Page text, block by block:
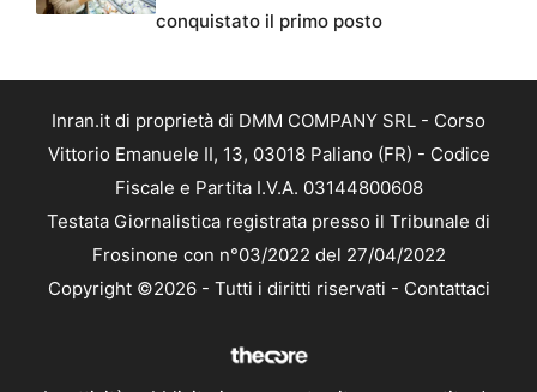
conquistato il primo posto
Inran.it di proprietà di DMM COMPANY SRL - Corso
Vittorio Emanuele II, 13, 03018 Paliano (FR) - Codice
Fiscale e Partita I.V.A. 03144800608
Testata Giornalistica registrata presso il Tribunale di
Frosinone con n°03/2022 del 27/04/2022
Copyright ©2026 - Tutti i diritti riservati - Contattaci